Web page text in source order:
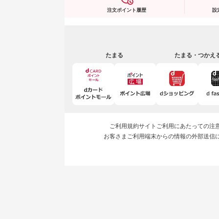
注文ポイント履歴 設
たまる たまる・つかえ
ご利用規約サイトご利用にあたっての注
お客さまご利用端末からの情報の外部送信